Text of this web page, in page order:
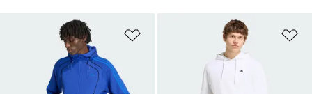
Zur Wunschliste hinzufügen